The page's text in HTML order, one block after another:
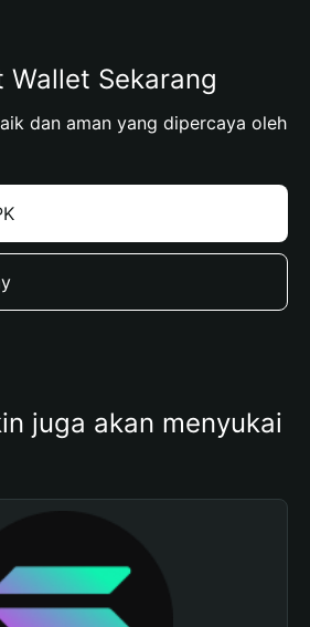
Wallet Sekarang
dan aman yang dipercaya oleh
juga akan menyukai